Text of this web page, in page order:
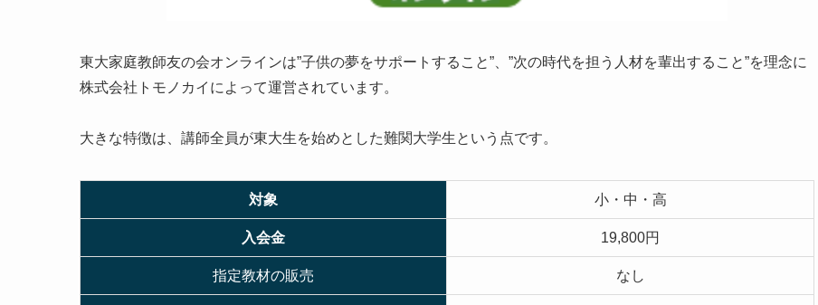
東大家庭教師友の会オンラインは”子供の夢をサポートすること”、”次の時代を担う人材を輩出すること”を理念に
株式会社トモノカイによって運営されています。
大きな特徴は、講師全員が東大生を始めとした難関大学生という点です。
対象 小・中・高
入会金 19,800円
指定教材の販売 なし